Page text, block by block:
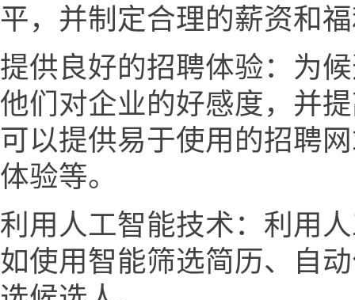
平，并制定合理的薪资和
提供良好的招聘体验：为
他们对企业的好感度，并
可以提供易于使用的招聘
体验等。
利用人工智能技术：利用
如使用智能筛选简历、自